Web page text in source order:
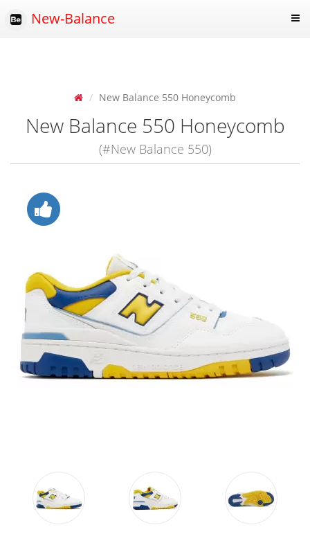
New-Balance
New Balance 550 Honeycomb
New Balance 550 Honeycomb
(#New Balance 550)